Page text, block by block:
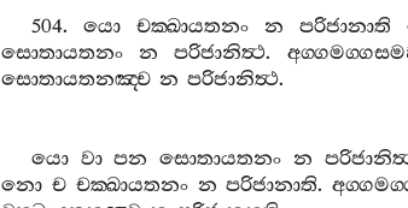
504. යො චක‍්ඛායතනං න පරිජානාති
සොතායතනං
න පරිජානිත්‍ථ.
සොතායතනඤ‍්ච න පරිජානිත්‍ථ.
යො වා පන සොතායතනං න
නො ච චක‍්ඛායතනං න පරිජානාති.